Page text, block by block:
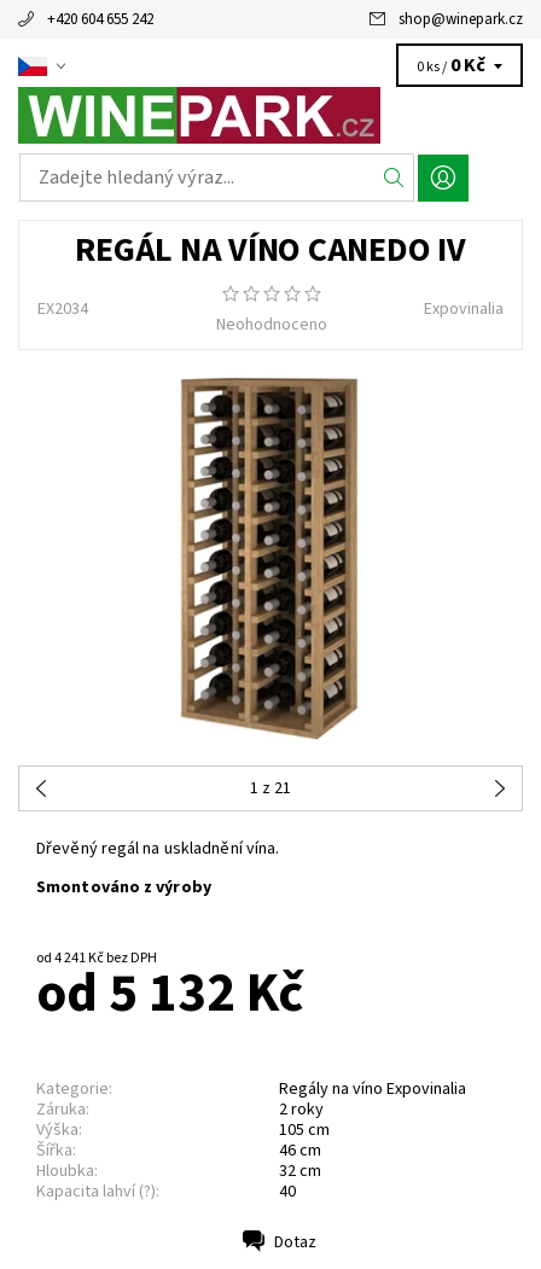
+420 604 655 242 shop@winepark.cz
0 ks / 0 Kč
REGÁL NA VÍNO CANEDO IV
EX2034
Neohodnoceno
Expovinalia
1 z 21
Dřevěný regál na uskladnění vína.
Smontováno z výroby
od 4 241 Kč bez DPH
od 5 132 Kč
Kategorie:
Regály na víno Expovinalia
Záruka:
2 roky
Výška:
105 cm
Šířka:
46 cm
Hloubka:
32 cm
Kapacita lahví (?):
40
Dotaz